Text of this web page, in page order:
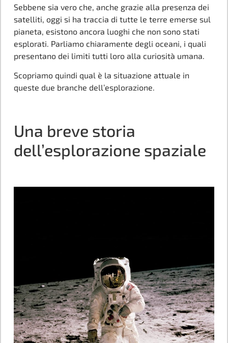
Sebbene sia vero che, anche grazie alla presenza dei
satelliti, oggi si ha traccia di tutte le terre emerse sul
pianeta, esistono ancora luoghi che non sono stati
esplorati. Parliamo chiaramente degli oceani, i quali
presentano dei limiti tutti loro alla curiosità umana.
Scopriamo quindi qual è la situazione attuale in
queste due branche dell’esplorazione.
Una breve storia
dell’esplorazione spaziale